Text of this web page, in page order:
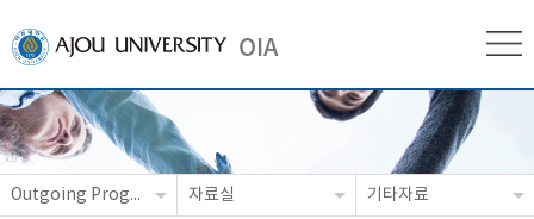
OIA
Outgoing Programs 자료실 기타자료